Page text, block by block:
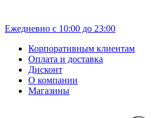
Ежедневно с 10:00 до 23:00
Корпоративным клиентам
Оплата и доставка
Дисконт
О компании
Магазины